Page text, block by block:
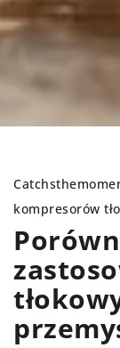
kompresorów